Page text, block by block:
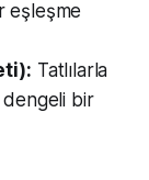
eşleşme
Tatlılarla
dengeli bir